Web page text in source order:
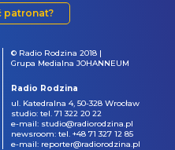
patronat?
© Radio Rodzina 2018 |
Grupa Medialna JOHANNEUM
Radio Rodzina
ul. Katedralna 4, 50-328 Wrocław
studio: tel. 71 322 20 22
e-mail: studio@radiorodzina.pl
newsroom: tel. +48 71 327 12 85
e-mail: reporter@radiorodzina.pl